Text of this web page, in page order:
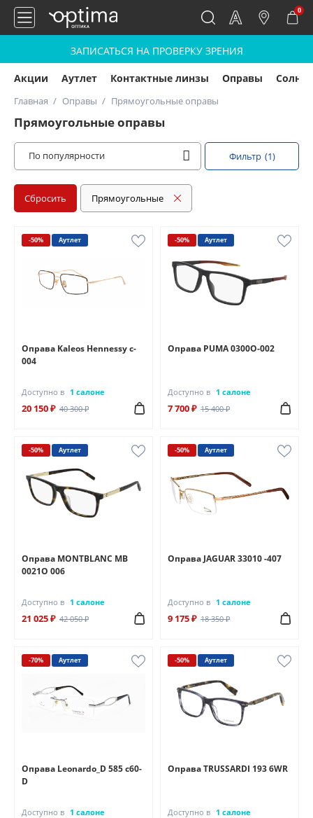
0
ЗАПИСАТЬСЯ НА ПРОВЕРКУ ЗРЕНИЯ
Акции Аутлет Контактные линзы Оправы
Главная Оправы Прямоугольные оправы
Прямоугольные оправы
По популярности Фильтр (1)
Сбросить Прямоугольные
-50% Аутлет
Оправа Kaleos Hennessy c-
004
Доступно в 1 салоне
20 150 ₽ 40 300 ₽
-50% Аутлет
Оправа PUMA 0300O-002
Доступно в 1 салоне
7 700 ₽ 15 400 ₽
-50% Аутлет
Оправа MONTBLANC MB
0021О 006
Доступно в 1 салоне
21 025 ₽ 42 050 ₽
-50% Аутлет
Оправа JAGUAR 33010 -407
Доступно в 1 салоне
9 175 ₽ 18 350 ₽
-70% Аутлет
Оправа Leonardo_D 585 c60-
D
Доступно в 1 салоне
-50% Аутлет
Оправа TRUSSARDI 193 6WR
Доступно в 1 салоне